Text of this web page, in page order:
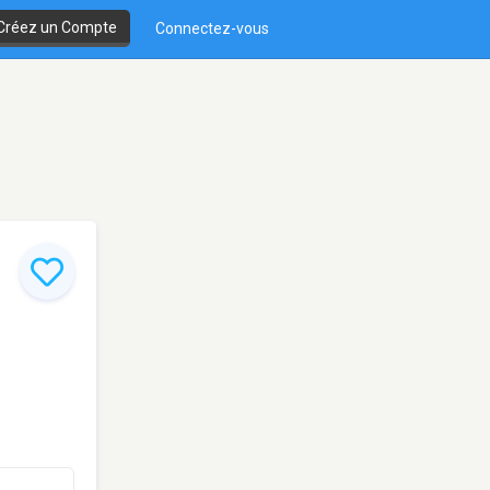
un Compte Connectez-vous